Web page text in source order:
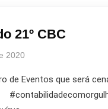
21º CBC
2020
de Eventos que será